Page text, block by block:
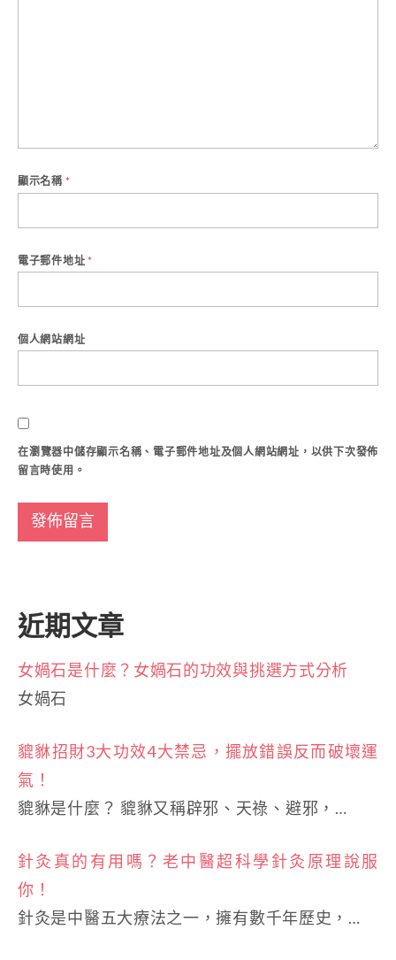
顯示名稱 *
電子郵件地址 *
個人網站網址
在瀏覽器中儲存顯示名稱、電子郵件地址及個人網站網址，以供下次發佈
留言時使用。
近期文章
女媧石是什麼？女媧石的功效與挑選方式分析
女媧石
貔貅招財3大功效4大禁忌，擺放錯誤反而破壞運
氣！
貔貅是什麼？ 貔貅又稱辟邪、天祿、避邪，…
針灸真的有用嗎？老中醫超科學針灸原理說服
你！
針灸是中醫五大療法之一，擁有數千年歷史，…